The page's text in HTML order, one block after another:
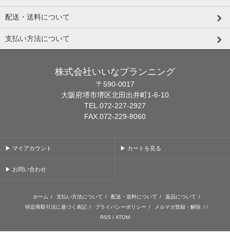
配送・送料について
支払い方法について
株式会社いいなプランニング
〒590-0017
大阪府堺市堺区北田出井町1-6-10
TEL.072-227-2927
FAX.072-229-8060
▶ マイアカウント ▶ カートを見る
▶ お問い合わせ
ホーム / 支払い方法について / 配送・送料について / 返品について /
特定商取引法に基づく表記 / プライバシーポリシー / メルマガ登録・解除 / /
RSS / ATOM